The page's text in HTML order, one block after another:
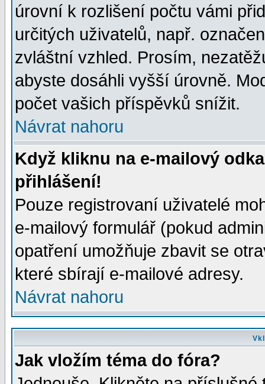
úrovní k rozlišení počtu vámi
určitých uživatelů, např.
zvláštní vzhled. Prosím,
abyste dosáhli vyšší úrovně.
počet vašich příspěvků snížit.
Návrat nahoru
Když kliknu na e-mailový
přihlášení!
Pouze registrovaní uživatelé
e-mailový formulář (pokud
opatření umožňuje zbavit se
které sbírají e-mailové adresy.
Návrat nahoru
Jak vložím téma do fóra?